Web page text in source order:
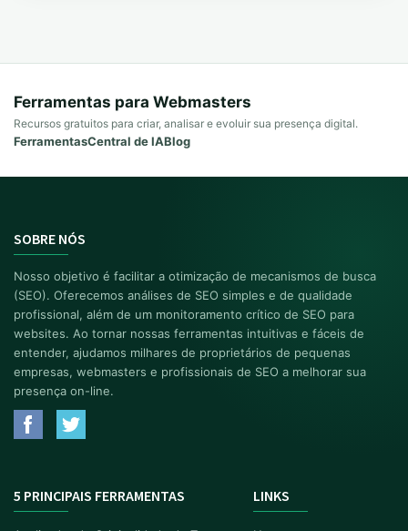
Ferramentas para Webmasters
Recursos gratuitos para criar, analisar e evoluir sua presença digital.
FerramentasCentral de IABlog
SOBRE NÓS
Nosso objetivo é facilitar a otimização de mecanismos de busca
(SEO). Oferecemos análises de SEO simples e de qualidade
profissional, além de um monitoramento crítico de SEO para
websites. Ao tornar nossas ferramentas intuitivas e fáceis de
entender, ajudamos milhares de proprietários de pequenas
empresas, webmasters e profissionais de SEO a melhorar sua
presença on-line.
5 PRINCIPAIS FERRAMENTAS LINKS